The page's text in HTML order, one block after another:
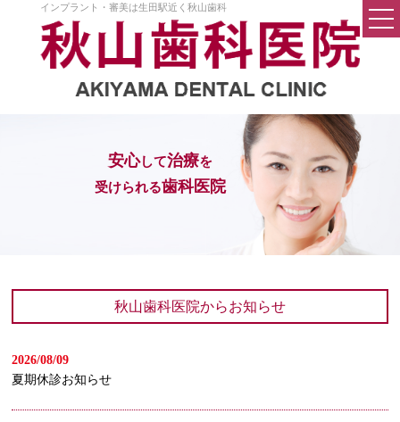
インプラント・審美は生田駅近く秋山歯科
トップページ
秋山歯科の考え方
一般歯科
予防歯科
安心して治療を
受けられる歯科医院
秋山歯科医院からお知らせ
2026/08/09
夏期休診お知らせ